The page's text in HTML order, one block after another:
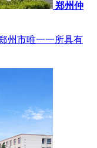
郑州仲
州市唯一一所具有